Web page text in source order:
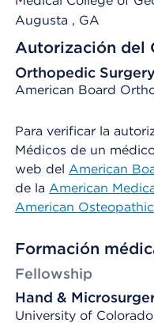
Augusta , GA
Autorización del
Orthopedic Surgery
American Board
Para verificar la
Médicos de un
web del American
de la American
American
Formación
Fellowship
Hand &
University of